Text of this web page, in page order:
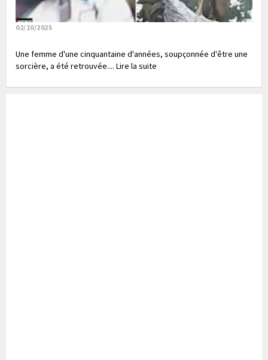
02/10/2025
Une femme d'une cinquantaine d'années, soupçonnée d'être une
sorcière, a été retrouvée.... Lire la suite